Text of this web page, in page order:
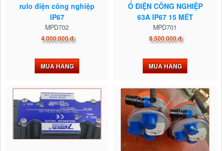
rulo điện công nghiệp
IP67
MPD702
4.000.000 đ
MUA HÀNG
Ổ ĐIỆN CÔNG NGHIỆP
63A IP67 15 MÉT
MPD701
8.500.000 đ
MUA HÀNG